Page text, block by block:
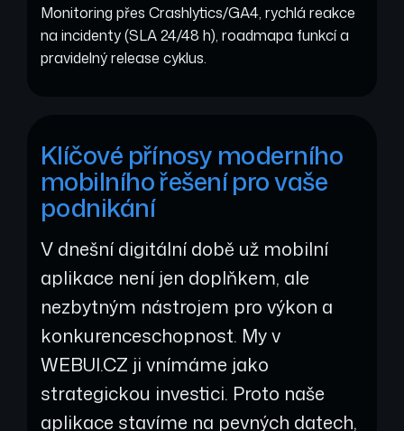
Monitoring přes Crashlytics/GA4, rychlá reakce
na incidenty (SLA 24/48 h), roadmapa funkcí a
pravidelný release cyklus.
Klíčové přínosy moderního
mobilního řešení pro vaše
podnikání
V dnešní digitální době už mobilní
aplikace není jen doplňkem, ale
nezbytným nástrojem pro výkon a
konkurenceschopnost. My v
WEBUI.CZ ji vnímáme jako
strategickou investici. Proto naše
aplikace stavíme na pevných datech,